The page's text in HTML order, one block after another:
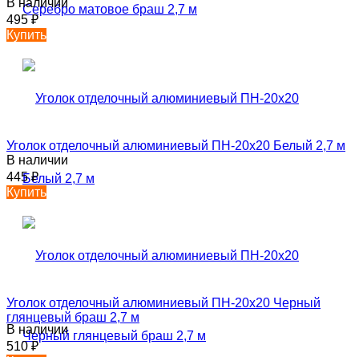
495₽
Купить
Уголок отделочный алюминиевый ПН-20х20 Белый 2,7 м
В наличии
445₽
Купить
Уголок отделочный алюминиевый ПН-20х20 Черный
глянцевый браш 2,7 м
В наличии
510₽